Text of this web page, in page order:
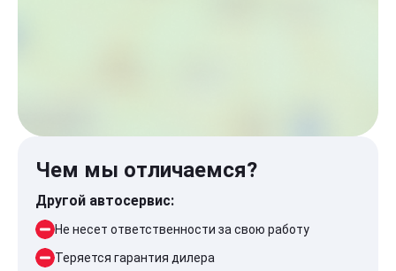
Чем мы отличаемся?
Другой автосервис:
Не несет ответственности за свою работу
Теряется гарантия дилера